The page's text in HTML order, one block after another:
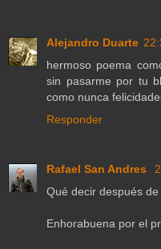
Alejandro Duarte
hermoso poema
sin pasarme por tu
como nunca
Responder
Rafael San Andres
Qué decir después
Enhorabuena por el